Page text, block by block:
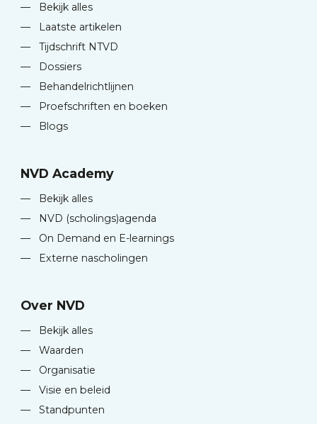
—
Bekijk alles
—
Laatste artikelen
—
Tijdschrift NTVD
—
Dossiers
—
Behandelrichtlijnen
—
Proefschriften en boeken
—
Blogs
NVD Academy
—
Bekijk alles
—
NVD (scholings)agenda
—
On Demand en E-learnings
—
Externe nascholingen
Over NVD
—
Bekijk alles
—
Waarden
—
Organisatie
—
Visie en beleid
—
Standpunten